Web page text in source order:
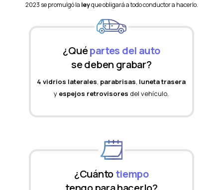
2023 se promulgó la leyque obligará a todo conductor a hacerlo.
¿Quépartes del auto
se deben grabar?
4 vidrios laterales, parabrisas, luneta trasera
y espejos retrovisores del vehículo.
¿Cuántotiempo